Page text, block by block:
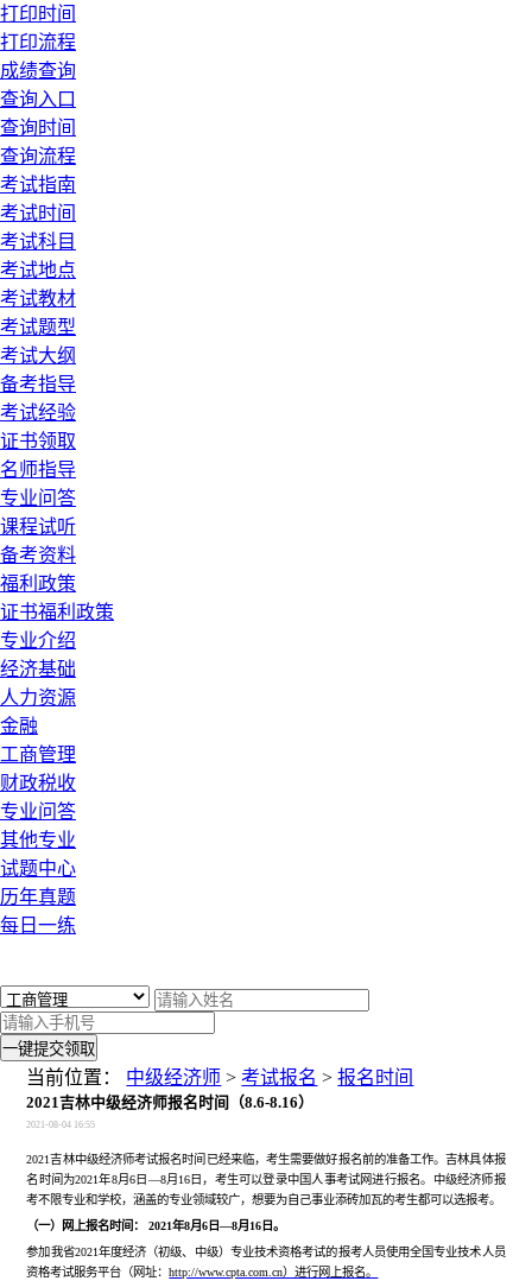
打印时间
打印流程
成绩查询
查询入口
查询时间
查询流程
考试指南
考试时间
考试科目
考试地点
考试教材
考试题型
考试大纲
备考指导
考试经验
证书领取
名师指导
专业问答
课程试听
备考资料
福利政策
证书福利政策
专业介绍
经济基础
人力资源
金融
工商管理
财政税收
专业问答
其他专业
试题中心
历年真题
每日一练
一键提交领取
当前位置： 中级经济师 >考试报名 >报名时间
2021吉林中级经济师报名时间（8.6-8.16）
2021-08-04 16:55
2021吉林中级经济师考试报名时间已经来临，考生需要做好报名前的准备工作。吉林具体报
名时间为2021年8月6日—8月16日，考生可以登录中国人事考试网进行报名。中级经济师报
考不限专业和学校，涵盖的专业领域较广，想要为自己事业添砖加瓦的考生都可以选报考。
（一）网上报名时间：
2021年8月6日—8月16日。
参加我省2021年度经济（初级、中级）专业技术资格考试的报考人员使用全国专业技术人员
资格考试服务平台（网址：http://www.cpta.com.cn）进行网上报名。